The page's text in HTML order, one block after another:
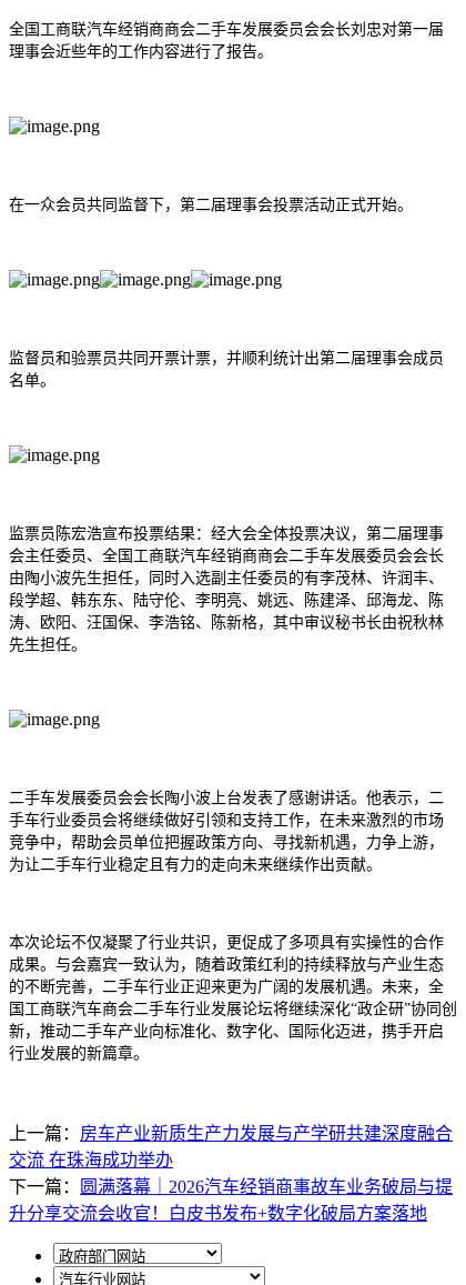
全国工商联汽车经销商商会二手车发展委员会会长刘忠对第一届
理事会近些年的工作内容进行了报告。
在一众会员共同监督下，第二届理事会投票活动正式开始。
监督员和验票员共同开票计票，并顺利统计出第二届理事会成员
名单。
监票员陈宏浩宣布投票结果：经大会全体投票决议，第二届理事
会主任委员、全国工商联汽车经销商商会二手车发展委员会会长
由陶小波先生担任，同时入选副主任委员的有李茂林、许润丰、
段学超、韩东东、陆守伦、李明亮、姚远、陈建泽、邱海龙、陈
涛、欧阳、汪国保、李浩铭、陈新格，其中审议秘书长由祝秋林
先生担任。
二手车发展委员会会长陶小波上台发表了感谢讲话。他表示，二
手车行业委员会将继续做好引领和支持工作，在未来激烈的市场
竞争中，帮助会员单位把握政策方向、寻找新机遇，力争上游，
为让二手车行业稳定且有力的走向未来继续作出贡献。
本次论坛不仅凝聚了行业共识，更促成了多项具有实操性的合作
成果。与会嘉宾一致认为，随着政策红利的持续释放与产业生态
的不断完善，二手车行业正迎来更为广阔的发展机遇。未来，全
国工商联汽车商会二手车行业发展论坛将继续深化“政企研”协同创
新，推动二手车产业向标准化、数字化、国际化迈进，携手开启
行业发展的新篇章。
上一篇： 房车产业新质生产力发展与产学研共建深度融合
交流 在珠海成功举办
下一篇：
圆满落幕｜2026汽车经销商事故车业务破局与提
升分享交流会收官！白皮书发布+数字化破局方案落地